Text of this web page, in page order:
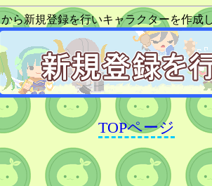
ら新規登録を行いキャラクターを作成
TOPページ